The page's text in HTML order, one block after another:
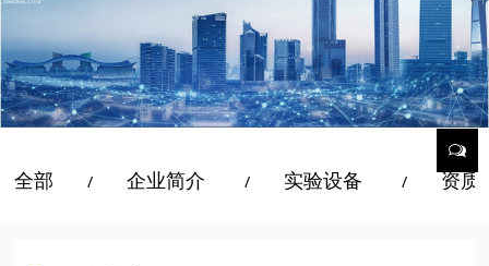
全部 / 企业简介 / 实验设备 / 资质